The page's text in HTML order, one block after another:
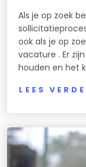
Als je op zoek
ook als je op
vacature . Er
houden en het
LEES